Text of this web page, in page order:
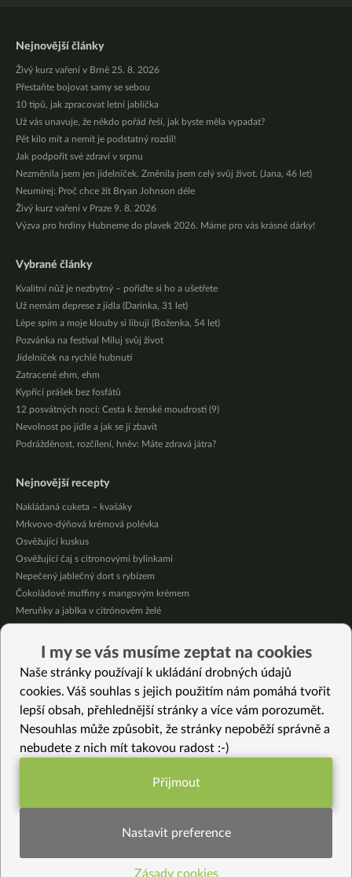
Nejnovější články
Živý kurz vaření v Brně 25. 8. 2026
Přestaňte bojovat samy se sebou
10 tipů, jak zpracovat letní jablíčka
Už vás unavuje, že někdo pořád řeší, jak byste měla vypadat?
Pět kilo mít a nemít je podstatný rozdíl!
Jak podpořit své zdraví v srpnu
Nezměnila jsem jen jídelníček. Změnila jsem celý svůj život. (Jana, 46 let)
Neumírej: Proč chce žít Bryan Johnson déle
Živý kurz vaření v Praze 9. 8. 2026
Výzva pro hrdiny Hubneme do plavek 2026. Máme pro vás krásné dárky!
Vybrané články
Kvalitní nůž je nezbytný – pořiďte si ho a ušetřete
Už nemám deprese z jídla (Darinka, 31 let)
Lépe spím a moje klouby si libují (Boženka, 54 let)
Pozvánka na festival Miluj svůj život
Jídelníček na rychlé hubnutí
Zatracené ehm, ehm
Kypřící prášek bez fosfátů
12 posvátných nocí: Cesta k ženské moudrosti (9)
Nevolnost po jídle a jak se jí zbavit
Podrážděnost, rozčílení, hněv: Máte zdravá játra?
Nejnovější recepty
Nakládaná cuketa – kvašáky
Mrkvovo-dýňová krémová polévka
Osvěžující kuskus
Osvěžující čaj s citronovými bylinkami
Nepečený jablečný dort s rybízem
Čokoládové muffiny s mangovým krémem
Meruňky a jablka v citrónovém želé
Celozrnná rýže basmati se zeleninou
Citrónové muffiny s borůvkovým krémem
Paccheri s cuketou a bazalkovým olejem
Obědová HIT “bramboračka”
Presovaný salát s mrkví a brokolicí
Jak připravit domácí ovocnou čajovou směs (recept)
kroupami a napařená zelenina
Jarní miso polévka s řasou Wakame
I my se vás musíme zeptat na cookies
Naše stránky používají k ukládání drobných údajů
cookies. Váš souhlas s jejich použitím nám pomáhá tvořit
lepší obsah, přehlednější stránky a více vám porozumět.
Nesouhlas může způsobit, že stránky nepoběží správně a
nebudete z nich mít takovou radost :-)
Funkční nastavení potřebujeme (vždy
Přijmout
Nastavit preference
Zásady cookies